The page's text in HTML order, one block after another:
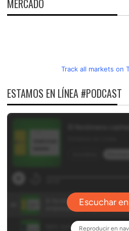
MERCADO
Track all markets on
ESTAMOS EN LÍNEA #PODCAST